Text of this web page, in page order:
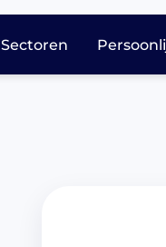
Sectoren